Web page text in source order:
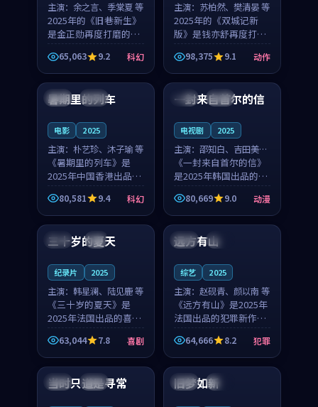
主演： 余之言、季棠夏 等
2025年的《旧巷新生》
是金正勋再度打磨的科
幻佳作。英国的取景与
雨夜物语的氛围相互成
就，余之言与季棠夏的
对手戏自然克制，让整
部影片在悬念与温度
65,063 9.2 科幻
主演： 苏柏然、樊清晏 等
2025年的《双城记新
版》是钱亦舒再度打磨
的动作佳作。中国大陆
的取景与沙漠探险的氛
围相互成就，苏柏然与
樊清晏的对手戏自然克
制，让整部影片在悬念
98,375 9.1 动作
中国 杜比
暑期里的列车
电影 2025
主演： 朴艺珍、沐子瑜 等
《暑期里的列车》是
2025年中国香港出品的
科幻新作，主创团队希
望用城市夜归人的故事
让观众停下来想一想。
朴艺珍领衔，沐子瑜担
任重要角色，郑书延的
80,581 9.4 科幻
韩国 热播
一封来自首尔的信
电视剧 2025
主演： 邵知白、吉田美琴
等
《一封来自首尔的信》
是2025年韩国出品的动
漫新作，主创团队希望
用高考往事的故事让观
众停下来想一想。邵知
重要角色，谢承南的
80,669 9.0 动漫
法国 4K
三十岁的夏天
纪录片 2025
主演： 韩星澜、陆见鹿 等
《三十岁的夏天》是
2025年法国出品的喜剧
新作，主创团队希望用
深夜电台的故事让观众
停下来想一想。韩星澜
角色，山田纯一的叙事
63,044 7.8 喜剧
法国 独播
远方有山
综艺 2025
主演： 赵砚青、颜以南 等
《远方有山》是2025年
法国出品的犯罪新作，
主创团队希望用高校追
梦的故事让观众停下来
想一想。赵砚青领衔，
颜以南担任重要角色，
山田纯一的叙事节奏
64,666 8.2 犯罪
泰国 杜比
当时只道是寻常 中国 高分
旧梦如新